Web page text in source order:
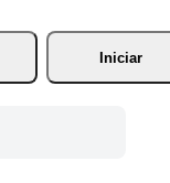
Iniciar